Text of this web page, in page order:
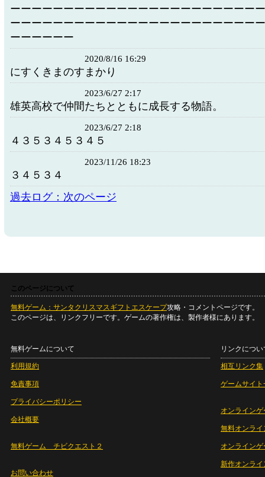
ーーーーーーーーーーーーーーーーーーーーーーー
ーーーーーーーーーーーーーーーーーーーーーーー
ーーーーーー
2020/8/16 16:29
にすくきまのすまかり
2023/6/27 2:17
雄英高校で仲間たちとともに成長する物語。
2023/6/27 2:18
４３５３４５３４５
2023/11/26 18:23
３４５３４
過去ログ：次のページ
このページについて
無料ゲーム：サンタクリスマスギフトエスケープ攻略・コメントページです。
このページは、リンクフリーです。ゲームの著作権は、製作者様にあります。
無料ゲームについて
利用規約
免責事項
プライバシーポリシー
会社概要
無料ゲーム チビクエスト２
お問い合わせ
リンクについ
相互リンク集
ゲームサイト
オンラインゲ
無料オンライ
オンライン
新作オンライ